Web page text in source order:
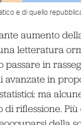
e di quello
aumento
letteratura
passare in
in
ma
riflessione. Più